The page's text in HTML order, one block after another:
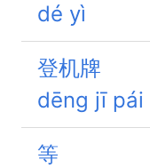
dé yì
登机牌
dēng jī pái
等